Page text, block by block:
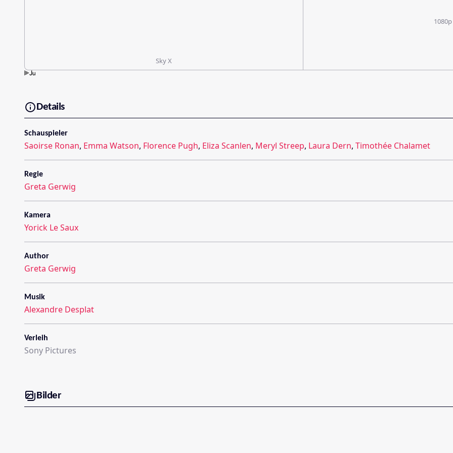
Sky X
1080p
Details
Schauspieler
Saoirse Ronan, Emma Watson, Florence Pugh, Eliza Scanlen, Meryl Streep, Laura Dern, Timothée Chalamet
Regie
Greta Gerwig
Kamera
Yorick Le Saux
Author
Greta Gerwig
Musik
Alexandre Desplat
Verleih
Sony Pictures
Bilder